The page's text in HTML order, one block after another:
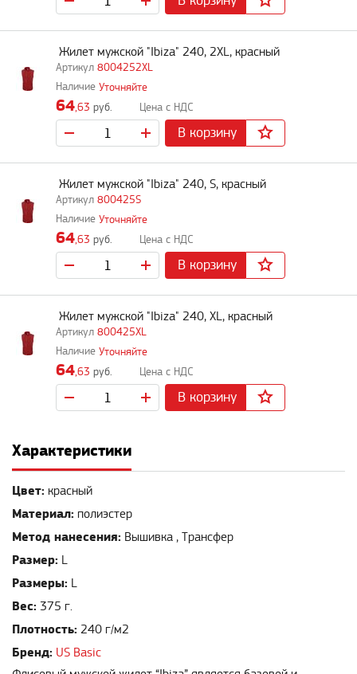
8004252XL
Жилет мужской "Ibiza" 240, 2XL, красный
Уточняйте
64,63 руб.
В корзину
800425S
Жилет мужской "Ibiza" 240, S, красный
Уточняйте
64,63 руб.
В корзину
800425XL
Жилет мужской "Ibiza" 240, XL, красный
Уточняйте
64,63 руб.
В корзину
Характеристики
Цвет: красный
Материал: полиэстер
Метод нанесения: Вышивка , Трансфер
Размер: L
Размеры: L
Вес: 375 г.
Плотность: 240 г/м2
Бренд: US Basic